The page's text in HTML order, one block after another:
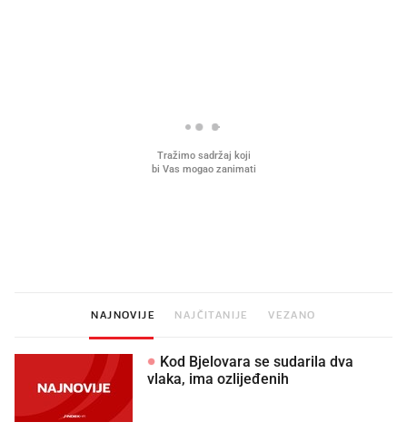
NAJNOVIJE NAJČITANIJE VEZANO
Kod Bjelovara se sudarila dva
vlaka, ima ozlijeđenih